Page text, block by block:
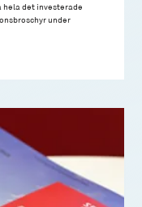
hela det investerade
under